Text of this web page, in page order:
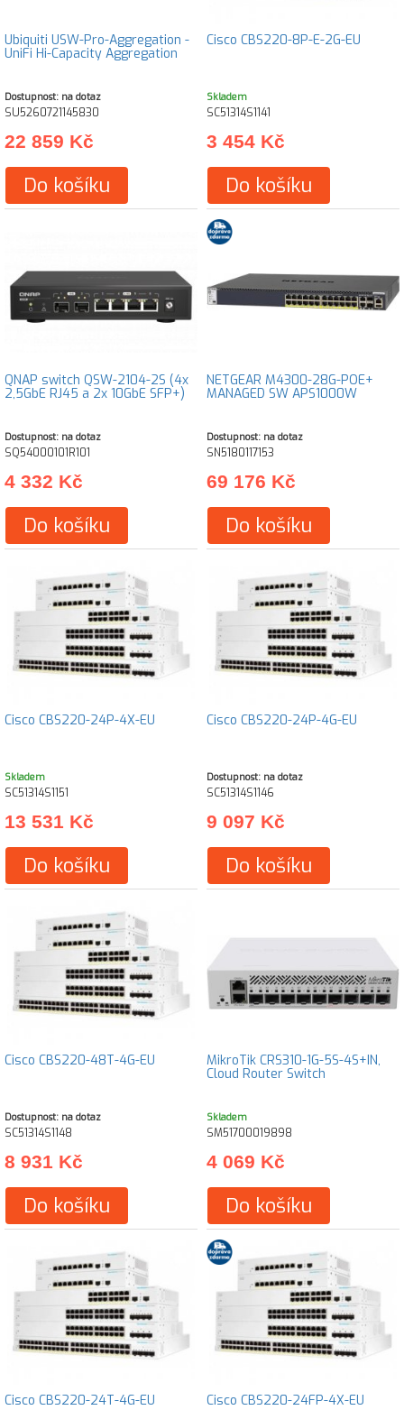
Ubiquiti USW-Pro-Aggregation -
UniFi Hi-Capacity Aggregation
Dostupnost: na dotaz
SU5260721145830
22 859 Kč
Do košíku
Cisco CBS220-8P-E-2G-EU
Skladem
SC51314S1141
3 454 Kč
Do košíku
QNAP switch QSW-2104-2S (4x
2,5GbE RJ45 a 2x 10GbE SFP+)
Dostupnost: na dotaz
SQ54000101R101
4 332 Kč
Do košíku
NETGEAR M4300-28G-POE+
MANAGED SW APS1000W
Dostupnost: na dotaz
SN5180117153
69 176 Kč
Do košíku
Cisco CBS220-24P-4X-EU
Skladem
SC51314S1151
13 531 Kč
Do košíku
Cisco CBS220-24P-4G-EU
Dostupnost: na dotaz
SC51314S1146
9 097 Kč
Do košíku
Cisco CBS220-48T-4G-EU
Dostupnost: na dotaz
SC51314S1148
8 931 Kč
Do košíku
MikroTik CRS310-1G-5S-4S+IN,
Cloud Router Switch
Skladem
SM51700019898
4 069 Kč
Do košíku
Cisco CBS220-24T-4G-EU Cisco CBS220-24FP-4X-EU